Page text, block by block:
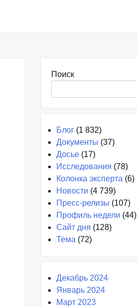
Поиск
Блог (1 832)
Документы (37)
Досье (17)
Исследования (78)
Колонка эксперта (6)
Новости (4 739)
Пресс-релизы (107)
Профиль недели (44)
Сайт дня (128)
Тема (72)
Декабрь 2024
Январь 2024
Март 2023